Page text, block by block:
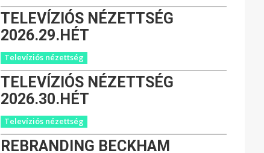
TELEVÍZIÓS NÉZETTSÉG
2026.29.HÉT
Televíziós nézettség
TELEVÍZIÓS NÉZETTSÉG
2026.30.HÉT
Televíziós nézettség
REBRANDING BECKHAM